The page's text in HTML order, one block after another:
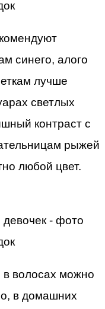
синего, алого
лучше
светлых
контраст с
рыжей
любой цвет.
в волосах можно
в домашних